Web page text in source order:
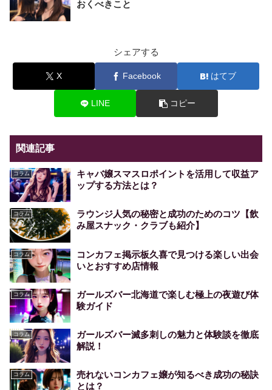
おくべきこと
シェアする
X Facebook はてブ
LINE コピー
関連記事
コラム
キャバ嬢スマスロポイントを活用して収益ア
ップする方法とは？
コラム
ラウンジ人気の秘密と成功のためのコツ【飲
み屋スナック・クラブも紹介】
コラム
コンカフェ掲示板久喜で見つける楽しい出会
いとおすすめ店情報
コラム
ガールズバー北海道で楽しむ極上の夜遊び体
験ガイド
コラム
ガールズバー滅多刺しの魅力と体験談を徹底
解説！
コラム
売れないコンカフェ嬢が知るべき成功の秘訣
とは？